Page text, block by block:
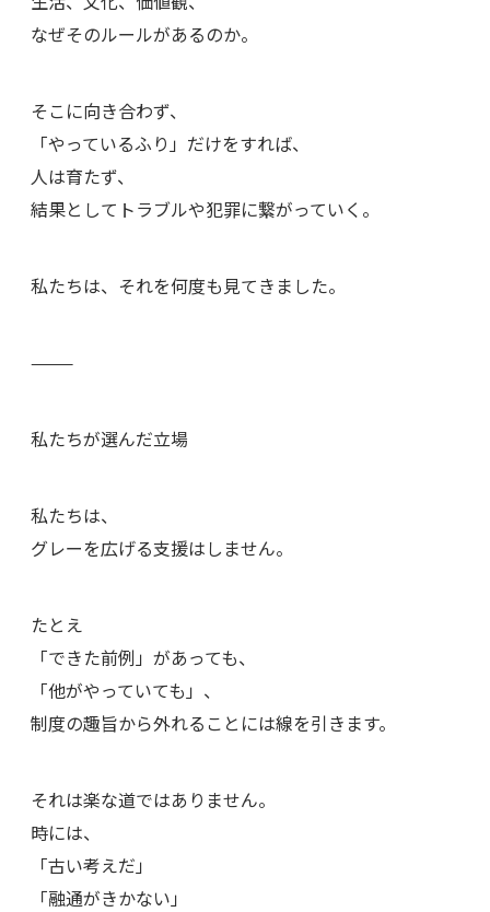
なぜそのルールがあるのか。
そこに向き合わず、
「やっているふり」だけをすれば、
人は育たず、
結果としてトラブルや犯罪に繋がっていく。
私たちは、それを何度も見てきました。
⸻
私たちが選んだ立場
私たちは、
グレーを広げる支援はしません。
たとえ
「できた前例」があっても、
「他がやっていても」、
制度の趣旨から外れることには線を引きます。
それは楽な道ではありません。
時には、
「古い考えだ」
「融通がきかない」